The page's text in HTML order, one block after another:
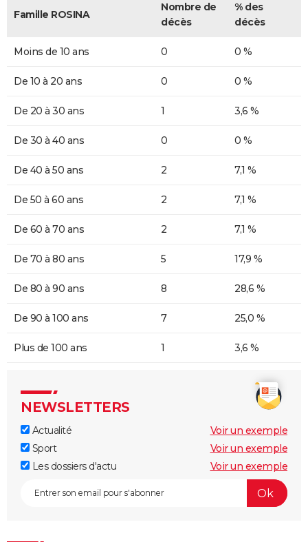
Famille ROSINA
Nombre de
décès
% des
décès
Moins de 10 ans 0 0 %
De 10 à 20 ans 0 0 %
De 20 à 30 ans 1 3,6 %
De 30 à 40 ans 0 0 %
De 40 à 50 ans 2 7,1 %
De 50 à 60 ans 2 7,1 %
De 60 à 70 ans 2 7,1 %
De 70 à 80 ans 5 17,9 %
De 80 à 90 ans 8 28,6 %
De 90 à 100 ans 7 25,0 %
Plus de 100 ans 1 3,6 %
NEWSLETTERS
Actualité
Voir un exemple
Sport
Voir un exemple
Les dossiers d'actu
Voir un exemple